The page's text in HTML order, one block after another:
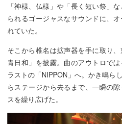
「神様、仏様」や「長く短い祭」
られるゴージャスなサウンドに、
れていた。
そこから椎名は拡声器を手に取り
青日和」を披露。曲のアウトロで
ラストの「NIPPON」へ。かき鳴ら
らステージから去るまで、一瞬の
スを繰り広げた。